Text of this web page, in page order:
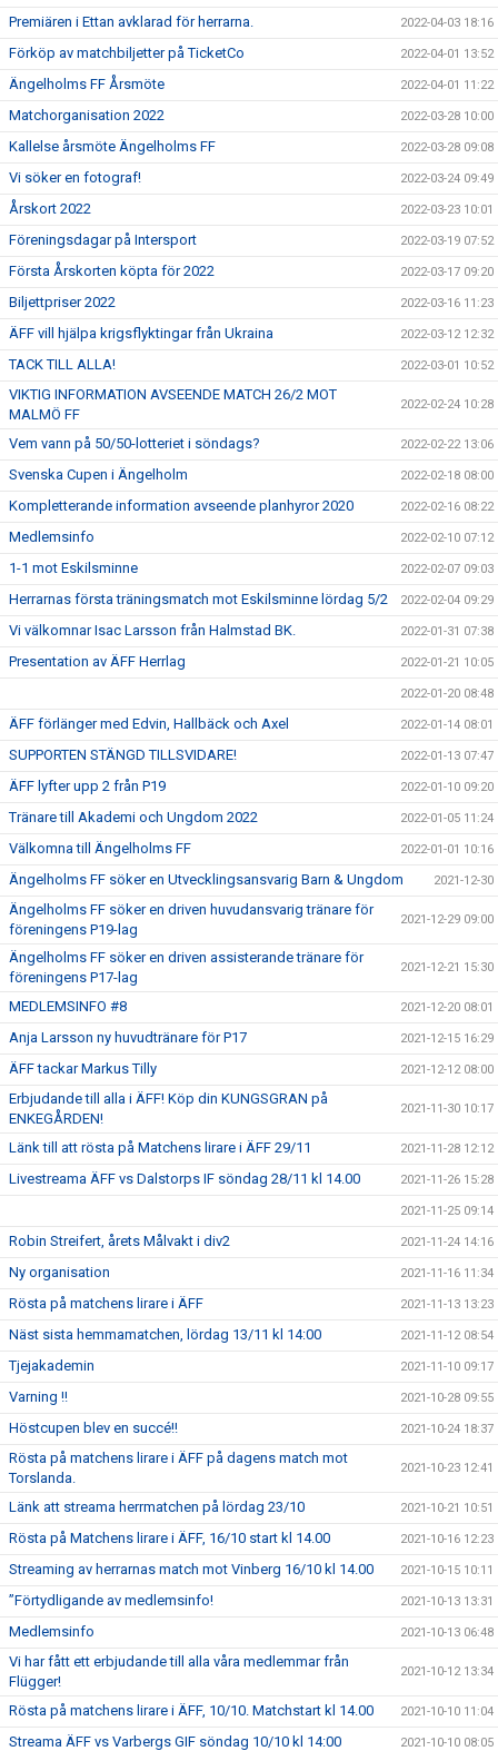
Premiären i Ettan avklarad för herrarna. 2022-04-03 18:16
Förköp av matchbiljetter på TicketCo 2022-04-01 13:52
Ängelholms FF Årsmöte 2022-04-01 11:22
Matchorganisation 2022 2022-03-28 10:00
Kallelse årsmöte Ängelholms FF 2022-03-28 09:08
Vi söker en fotograf! 2022-03-24 09:49
Årskort 2022 2022-03-23 10:01
Föreningsdagar på Intersport 2022-03-19 07:52
Första Årskorten köpta för 2022 2022-03-17 09:20
Biljettpriser 2022 2022-03-16 11:23
ÄFF vill hjälpa krigsflyktingar från Ukraina 2022-03-12 12:32
TACK TILL ALLA! 2022-03-01 10:52
VIKTIG INFORMATION AVSEENDE MATCH 26/2 MOT
MALMÖ FF
2022-02-24 10:28
Vem vann på 50/50-lotteriet i söndags? 2022-02-22 13:06
Svenska Cupen i Ängelholm 2022-02-18 08:00
Kompletterande information avseende planhyror 2020 2022-02-16 08:22
Medlemsinfo 2022-02-10 07:12
1-1 mot Eskilsminne 2022-02-07 09:03
Herrarnas första träningsmatch mot Eskilsminne lördag 5/2 2022-02-04 09:29
Vi välkomnar Isac Larsson från Halmstad BK. 2022-01-31 07:38
Presentation av ÄFF Herrlag 2022-01-21 10:05
2022-01-20 08:48
ÄFF förlänger med Edvin, Hallbäck och Axel 2022-01-14 08:01
SUPPORTEN STÄNGD TILLSVIDARE! 2022-01-13 07:47
ÄFF lyfter upp 2 från P19 2022-01-10 09:20
Tränare till Akademi och Ungdom 2022 2022-01-05 11:24
Välkomna till Ängelholms FF 2022-01-01 10:16
Ängelholms FF söker en Utvecklingsansvarig Barn & Ungdom 2021-12-30
Ängelholms FF söker en driven huvudansvarig tränare för
föreningens P19-lag
2021-12-29 09:00
Ängelholms FF söker en driven assisterande tränare för
föreningens P17-lag
2021-12-21 15:30
MEDLEMSINFO #8 2021-12-20 08:01
Anja Larsson ny huvudtränare för P17 2021-12-15 16:29
ÄFF tackar Markus Tilly 2021-12-12 08:00
Erbjudande till alla i ÄFF! Köp din KUNGSGRAN på
ENKEGÅRDEN!
2021-11-30 10:17
Länk till att rösta på Matchens lirare i ÄFF 29/11 2021-11-28 12:12
Livestreama ÄFF vs Dalstorps IF söndag 28/11 kl 14.00 2021-11-26 15:28
2021-11-25 09:14
Robin Streifert, årets Målvakt i div2 2021-11-24 14:16
Ny organisation 2021-11-16 11:34
Rösta på matchens lirare i ÄFF 2021-11-13 13:23
Näst sista hemmamatchen, lördag 13/11 kl 14:00 2021-11-12 08:54
Tjejakademin 2021-11-10 09:17
Varning !! 2021-10-28 09:55
Höstcupen blev en succé!! 2021-10-24 18:37
Rösta på matchens lirare i ÄFF på dagens match mot
Torslanda.
2021-10-23 12:41
Länk att streama herrmatchen på lördag 23/10 2021-10-21 10:51
Rösta på Matchens lirare i ÄFF, 16/10 start kl 14.00 2021-10-16 12:23
Streaming av herrarnas match mot Vinberg 16/10 kl 14.00 2021-10-15 10:11
”Förtydligande av medlemsinfo! 2021-10-13 13:31
Medlemsinfo 2021-10-13 06:48
Vi har fått ett erbjudande till alla våra medlemmar från
Flügger!
2021-10-12 13:34
Rösta på matchens lirare i ÄFF, 10/10. Matchstart kl 14.00 2021-10-10 11:04
Streama ÄFF vs Varbergs GIF söndag 10/10 kl 14:00 2021-10-10 08:05